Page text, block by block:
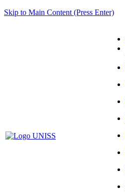
Skip to Main Content (Press Enter)